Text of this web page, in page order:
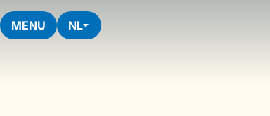
Skip
to
content
MENU NL